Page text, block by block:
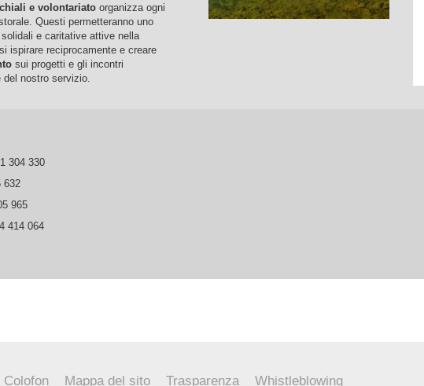
e volontariato organizza ogni
Questi permetteranno uno
e caritative attive nella
ispirare reciprocamente e creare
sui progetti e gli incontri
nostro servizio.
304 330
632
965
414 064
Colofon Mappa del sito Trasparenza Whistleblowing